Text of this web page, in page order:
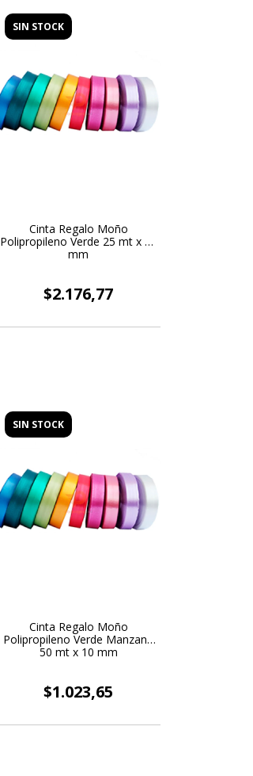
SIN STOCK
Cinta Regalo Moño
Polipropileno Verde 25 mt x 20
mm
$2.176,77
SIN STOCK
Cinta Regalo Moño
Polipropileno Verde Manzana
50 mt x 10 mm
$1.023,65